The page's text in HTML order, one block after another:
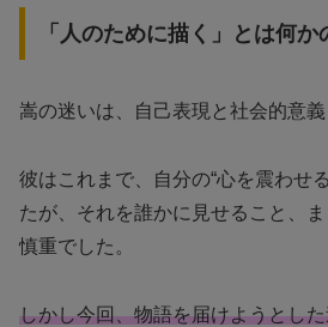
「人のために描く」とは何か
嵩の迷いは、自己表現と社会的意義
彼はこれまで、自分の“心を震わせ
たが、それを誰かに見せること、
慎重でした。
しかし今回、物語を届けようとし